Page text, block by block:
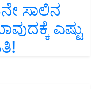
ಸಾಲಿನ
ಎಷ್ಟು